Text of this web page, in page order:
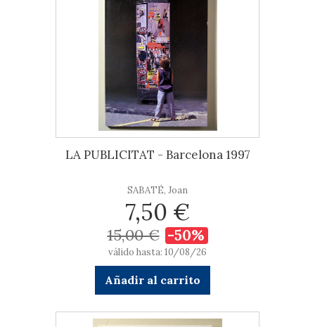
LA PUBLICITAT - Barcelona 1997
SABATÉ, Joan
7,50 €
15,00 € -50%
válido hasta: 10/08/26
Añadir al carrito